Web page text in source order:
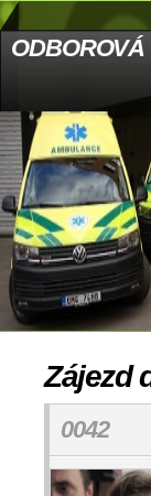
ODBOROVÁ
Zájezd
0042